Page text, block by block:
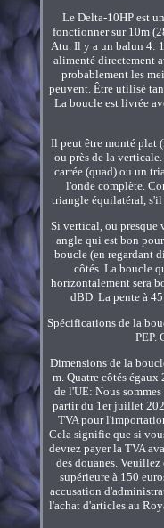
Le Delta-10HP est
fonctionner sur 10m
Atu. Il y a un balun 4:
alimenté directement
probablement les
peuvent. Être utilisé
La boucle est livrée
Il peut être monté plat
ou près de la
carrée (quad) ou un
l'onde complète.
triangle équilatéral, s'il
Si vertical, ou presque
angle qui est bon
boucle (en regardant
côtés. La boucle
horizontalement sera
dBD. La pente à
Spécifications de la
PEP.
Dimensions de la
m. Quatre côtés
de l'UE: Nous
partir du 1er juillet
TVA pour
Cela signifie que si
devrez payer la TVA
des douanes.
supérieure à 150
accusation
l'achat d'articles au